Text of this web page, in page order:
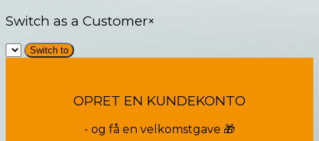
Switch as a Customer×
OPRET EN KUNDEKONTO
- og få en velkomstgave 🎁